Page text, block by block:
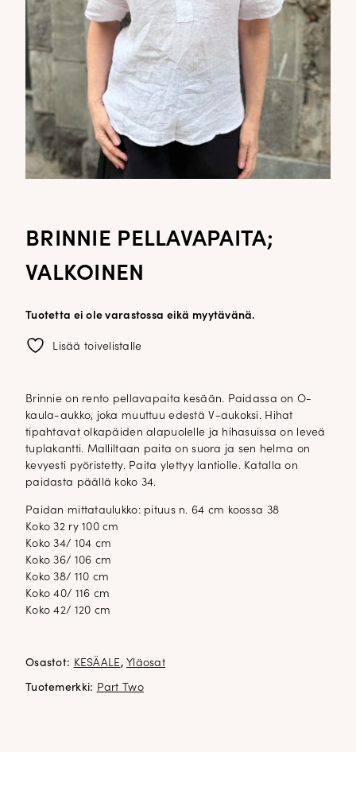
BRINNIE PELLAVAPAITA;
VALKOINEN
Tuotetta ei ole varastossa eikä myytävänä.
Lisää toivelistalle
Brinnie on rento pellavapaita kesään. Paidassa on O-
kaula-aukko, joka muuttuu edestä V-aukoksi. Hihat
tipahtavat olkapäiden alapuolelle ja hihasuissa on leveä
tuplakantti. Malliltaan paita on suora ja sen helma on
kevyesti pyöristetty. Paita ylettyy lantiolle. Katalla on
paidasta päällä koko 34.
Paidan mittataulukko: pituus n. 64 cm koossa 38
Koko 32 ry 100 cm
Koko 34/ 104 cm
Koko 36/ 106 cm
Koko 38/ 110 cm
Koko 40/ 116 cm
Koko 42/ 120 cm
Osastot: KESÄALE ,Yläosat
Tuotemerkki: Part Two